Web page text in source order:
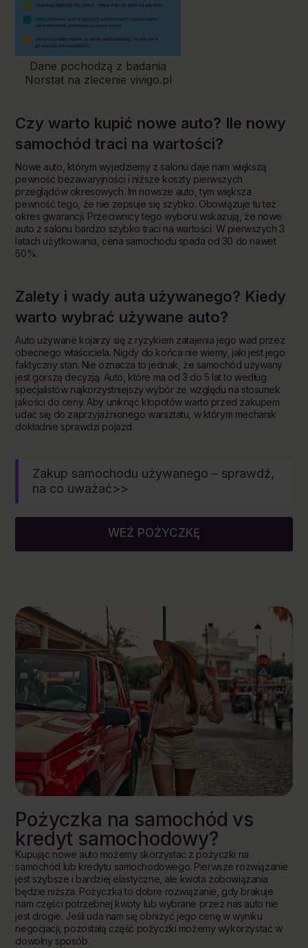
Dane pochodzą z badania
Norstat na zlecenie vivigo.pl
Czy warto kupić nowe auto? Ile nowy
samochód traci na wartości?
Nowe auto, którym wyjedziemy z salonu daje nam większą
pewność bezawaryjności i niższe koszty pierwszych
przeglądów okresowych. Im nowsze auto, tym większa
pewność tego, że nie zepsuje się szybko. Obowiązuje tu też
okres gwarancji. Przeciwnicy tego wyboru wskazują, że nowe
auto z salonu bardzo szybko traci na wartości. W pierwszych 3
latach użytkowania, cena samochodu spada od 30 do nawet
50%.
Zalety i wady auta używanego? Kiedy
warto wybrać używane auto?
Auto używane kojarzy się z ryzykiem zatajenia jego wad przez
obecnego właściciela. Nigdy do końca nie wiemy, jaki jest jego
faktyczny stan. Nie oznacza to jednak, że samochód używany
jest gorszą decyzją. Auto, które ma od 3 do 5 lat to według
specjalistów najkorzystniejszy wybór ze względu na stosunek
jakości do ceny. Aby uniknąć kłopotów warto przed zakupem
udać się do zaprzyjaźnionego warsztatu, w którym mechanik
dokładnie sprawdzi pojazd.
Zakup samochodu używanego – sprawdź,
na co uważać>>
WEŹ POŻYCZKĘ
Pożyczka na samochód vs
kredyt samochodowy?
Kupując nowe auto możemy skorzystać z pożyczki na
samochód lub kredytu samochodowego. Pierwsze rozwiązanie
jest szybsze i bardziej elastyczne, ale kwota zobowiązania
będzie niższa. Pożyczka to dobre rozwiązanie, gdy brakuje
nam części potrzebnej kwoty lub wybrane przez nas auto nie
jest drogie. Jeśli uda nam się obniżyć jego cenę w wyniku
negocjacji, pozostałą część pożyczki możemy wykorzystać w
dowolny sposób.